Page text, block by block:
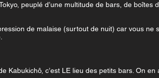
peuplé d’une multitude de bars, de boîtes
de malaise (surtout de nuit) car vous ne
Kabukichô, c’est LE lieu des petits bars. On en